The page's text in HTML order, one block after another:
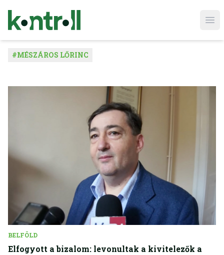
#MÉSZÁROS LŐRINC
BELFÖLD
Elfogyott a bizalom: levonultak a kivitelezők a